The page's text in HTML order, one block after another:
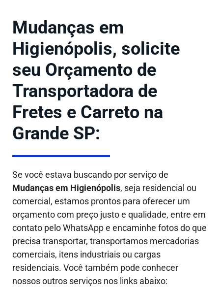
Mudanças em
Higienópolis, solicite
seu Orçamento de
Transportadora de
Fretes e Carreto na
Grande SP:
Se você estava buscando por serviço de
Mudanças em Higienópolis, seja residencial ou
comercial, estamos prontos para oferecer um
orçamento com preço justo e qualidade, entre em
contato pelo WhatsApp e encaminhe fotos do que
precisa transportar, transportamos mercadorias
comerciais, itens industriais ou cargas
residenciais. Você também pode conhecer
nossos outros serviços nos links abaixo: